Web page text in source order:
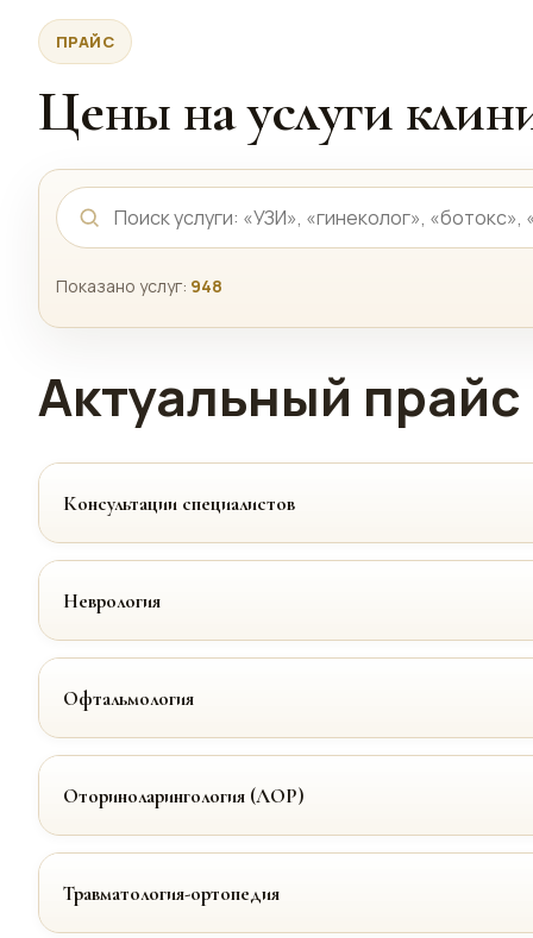
ПРАЙС
Цены на услуги
Показано услуг: 948
Актуальный
Консультации специалистов
Неврология
Офтальмология
Оториноларингология (ЛОР)
Травматология-ортопедия